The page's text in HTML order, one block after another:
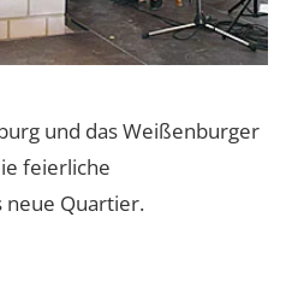
und das Weißenburger
feierliche
neue Quartier.